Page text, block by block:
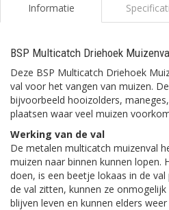
Informatie
BSP Multicatch Driehoek
Deze BSP Multicatch Driehoek
val voor het vangen van muizen.
bijvoorbeeld hooizolders,
plaatsen waar veel muizen
Werking van de val
De metalen multicatch muizenval
muizen naar binnen kunnen lopen.
doen, is een beetje lokaas in de
de val zitten, kunnen ze
blijven leven en kunnen elders